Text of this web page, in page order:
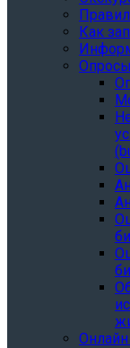
Как
Опросы